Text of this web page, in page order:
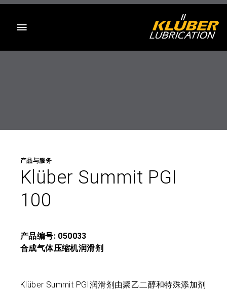
产品与服务
Klüber Summit PGI
100
产品编号: 050033
合成气体压缩机润滑剂
Klüber Summit PGI润滑剂由聚乙二醇和特殊添加剂